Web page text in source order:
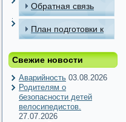
Обратная связь
План подготовки к
периоду
Свежие новости
Аварийность 03.08.2026
Родителям о
безопасности детей
велосипедистов.
27.07.2026